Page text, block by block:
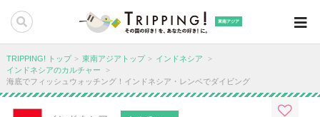
東南アジア
TRIPPING! トップ 東南アジアトップ
インドネシア
インドネシアのカルチャー
海底でフィッシュウォッチング！インドネシア・レンベでダイビング